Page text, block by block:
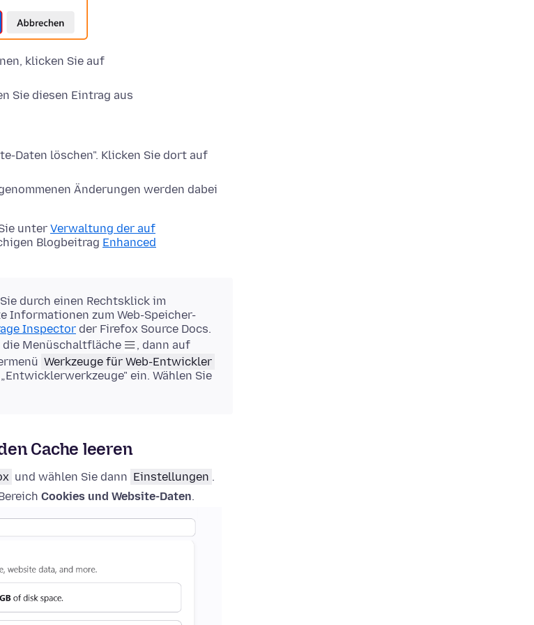
klicken Sie auf
Sie diesen Eintrag aus
Daten löschen". Klicken Sie dort auf
Änderungen werden dabei
unter Verwaltung der auf
Blogbeitrag Enhanced
durch einen Rechtsklick im
Informationen zum Web-Speicher-
Inspector der Firefox Source Docs.
die Menüschaltfläche
, dann auf
Werkzeuge für Web-Entwickler
ein. Wählen Sie
Cache leeren
und wählen Sie dann Einstellungen .
Cookies und Website-Daten.